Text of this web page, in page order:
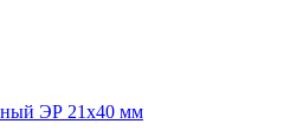
ЭР 21х40 мм